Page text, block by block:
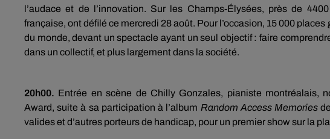
l’audace et de l’innovation. Sur les Champs-Élysées, près de
française, ont défilé ce mercredi 28 août. Pour l’occasion, 15 000
du monde, devant un spectacle ayant un seul objectif : faire
dans un collectif, et plus largement dans la société.
20h00. Entrée en scène de Chilly Gonzales, pianiste montréalais,
Award, suite à sa participation à l’album Random Access Memories
valides et d’autres porteurs de handicap, pour un premier show sur la